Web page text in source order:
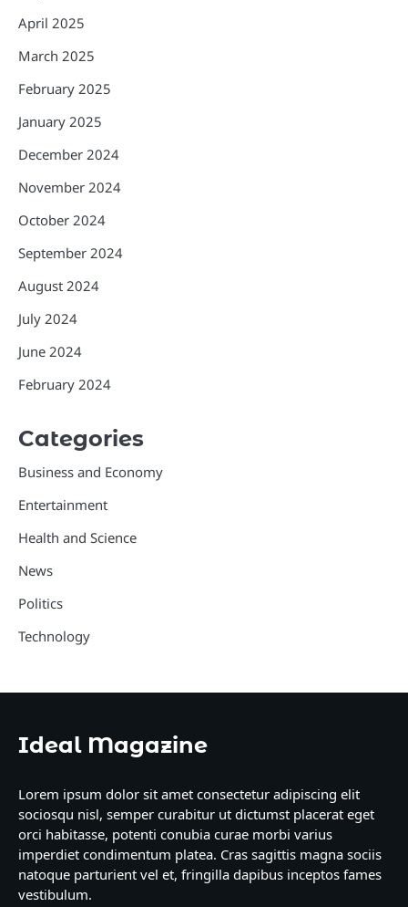
April 2025
March 2025
February 2025
January 2025
December 2024
November 2024
October 2024
September 2024
August 2024
July 2024
June 2024
February 2024
Categories
Business and Economy
Entertainment
Health and Science
News
Politics
Technology
Ideal Magazine
Lorem ipsum dolor sit amet consectetur adipiscing elit
sociosqu nisl, semper curabitur ut dictumst placerat eget
orci habitasse, potenti conubia curae morbi varius
imperdiet condimentum platea. Cras sagittis magna sociis
natoque parturient vel et, fringilla dapibus inceptos fames
vestibulum.